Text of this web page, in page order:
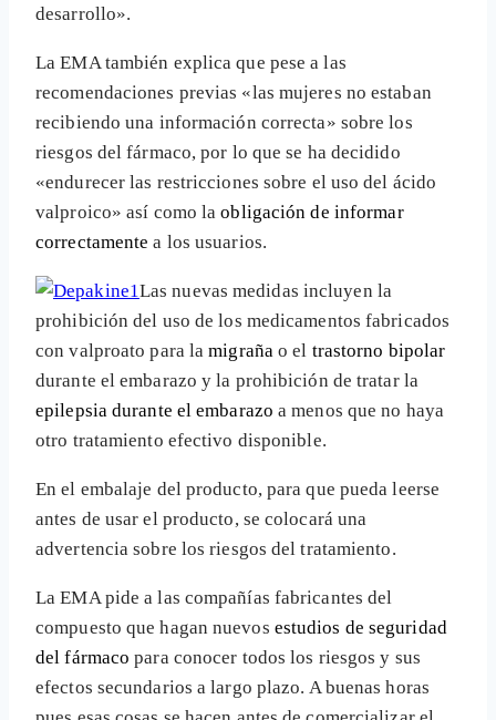
desarrollo».
La EMA también explica que pese a las
recomendaciones previas «las mujeres no estaban
recibiendo una información correcta» sobre los
riesgos del fármaco, por lo que se ha decidido
«endurecer las restricciones sobre el uso del ácido
valproico» así como laobligación de informar
correctamente a los usuarios.
Las nuevas medidas incluyen la
prohibición del uso de los medicamentos fabricados
con valproato para lamigrañao el trastorno bipolar
durante el embarazo y la prohibición de tratar la
epilepsia durante el embarazo a menos que no haya
otro tratamiento efectivo disponible.
En el embalaje del producto, para que pueda leerse
antes de usar el producto, se colocará una
advertencia sobre los riesgos del tratamiento.
La EMA pide a las compañías fabricantes del
compuesto que hagan nuevos estudios de seguridad
del fármaco para conocer todos los riesgos y sus
efectos secundarios a largo plazo. A buenas horas